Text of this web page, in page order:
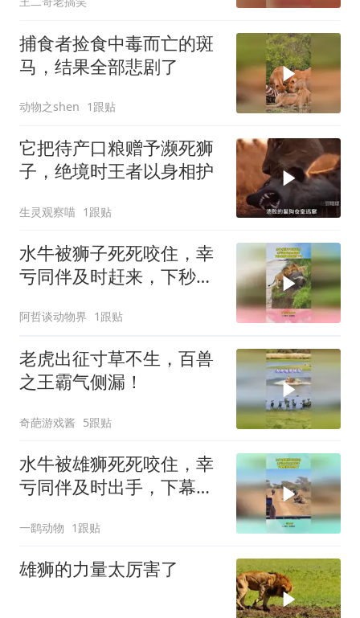
捕食者捡食中毒而亡的斑
马，结果全部悲剧了
动物之shen 1跟贴
它把待产口粮赠予濒死狮
子，绝境时王者以身相护
生灵观察喵 1跟贴
水牛被狮子死死咬住，幸
亏同伴及时赶来，下秒雄
阿哲谈动物界 1跟贴
老虎出征寸草不生，百兽
之王霸气侧漏！
奇葩游戏酱 5跟贴
水牛被雄狮死死咬住，幸
亏同伴及时出手，下幕雄
一鹞动物 1跟贴
雄狮的力量太厉害了